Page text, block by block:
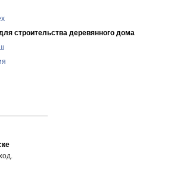
строительства деревянного дома